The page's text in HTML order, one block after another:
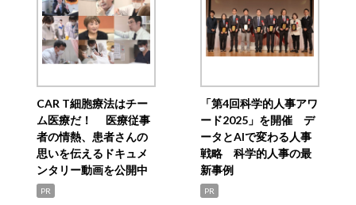
CAR T細胞療法はチー
ム医療だ！ 医療従事
者の情熱、患者さんの
思いを伝えるドキュメ
ンタリー動画を公開中
PR
「第4回科学的人事アワ
ード2025」を開催 デ
ータとAIで変わる人事
戦略 科学的人事の最
新事例
PR